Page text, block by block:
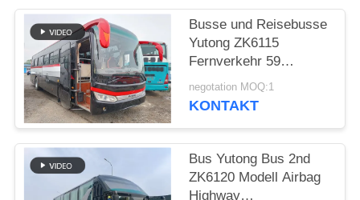
Busse und Reisebusse
Yutong ZK6115
Fernverkehr 59
Sitzplätze 2016 Jahr
Diesel Layout LHD
negotation MOQ:1
KONTAKT
Bus Yutong Bus 2nd
ZK6120 Modell Airbag
Highway